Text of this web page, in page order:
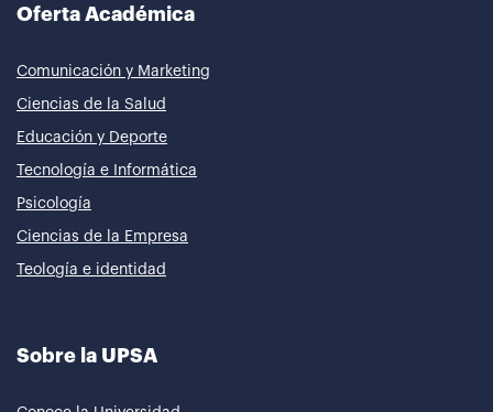
Oferta Académica
Comunicación y Marketing
Ciencias de la Salud
Educación y Deporte
Tecnología e Informática
Psicología
Ciencias de la Empresa
Teología e identidad
Sobre la UPSA